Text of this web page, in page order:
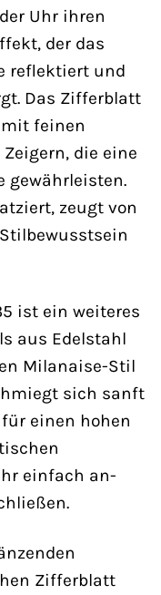
Uhr ihren
der das
reflektiert und
Das Zifferblatt
feinen
die eine
gewährleisten.
zeugt von
ist ein weiteres
aus Edelstahl
Milanaise-Stil
sich sanft
einen hohen
einfach an-
Zifferblatt